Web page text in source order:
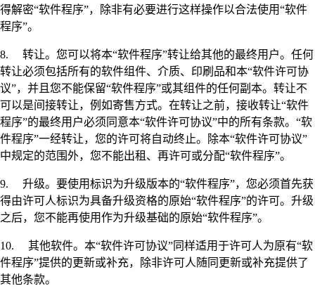
得解密“软件程序”，除非有必要进行这样操作以合法使用“软件
程序”。
8. 转让。您可以将本“软件程序”转让给其他的最终用户。任何
转让必须包括所有的软件组件、介质、印刷品和本“软件许可协
议”，并且您不能保留“软件程序”或其组件的任何副本。转让不
可以是间接转让，例如寄售方式。在转让之前，接收转让“软件
程序”的最终用户必须同意本“软件许可协议”中的所有条款。“软
件程序”一经转让，您的许可将自动终止。除本“软件许可协议”
中规定的范围外，您不能出租、再许可或分配“软件程序”。
9. 升级。要使用标识为升级版本的“软件程序”，您必须首先获
得由许可人标识为具备升级资格的原始“软件程序”的许可。升级
之后，您不能再使用作为升级基础的原始“软件程序”。
10. 其他软件。本“软件许可协议”同样适用于许可人为原有“软
件程序”提供的更新或补充，除非许可人随同更新或补充提供了
其他条款。